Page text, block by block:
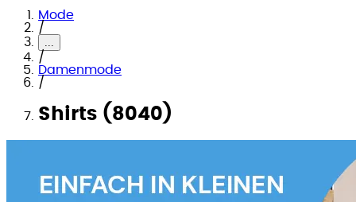
Mode
/
...
/
Damenmode
/
Shirts (8040)